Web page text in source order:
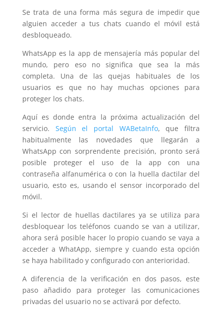
Se trata de una forma más segura de impedir que
alguien acceder a tus chats cuando el móvil está
desbloqueado.
WhatsApp es la app de mensajería más popular del
mundo, pero eso no significa que sea la más
completa. Una de las quejas habituales de los
usuarios es que no hay muchas opciones para
proteger los chats.
Aquí es donde entra la próxima actualización del
servicio. Según el portal WABetaInfo, que filtra
habitualmente las novedades que llegarán a
WhatsApp con sorprendente precisión, pronto será
posible proteger el uso de la app con una
contraseña alfanumérica o con la huella dactilar del
usuario, esto es, usando el sensor incorporado del
móvil.
Si el lector de huellas dactilares ya se utiliza para
desbloquear los teléfonos cuando se van a utilizar,
ahora será posible hacer lo propio cuando se vaya a
acceder a WhatApp, siempre y cuando esta opción
se haya habilitado y configurado con anterioridad.
A diferencia de la verificación en dos pasos, este
paso añadido para proteger las comunicaciones
privadas del usuario no se activará por defecto.